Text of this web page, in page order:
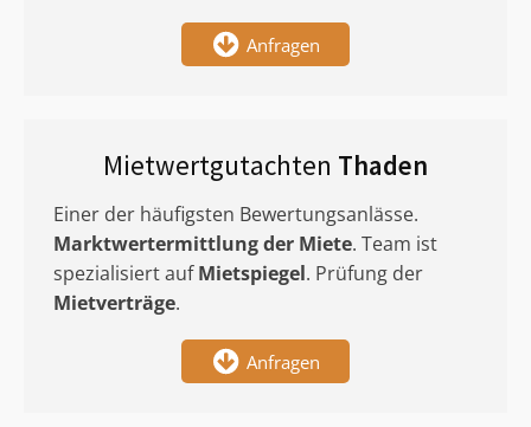
Anfragen
Mietwertgutachten Thaden
Einer der häufigsten Bewertungsanlässe.
Marktwertermittlungder Miete. Team ist
spezialisiert aufMietspiegel. Prüfung der
Mietverträge.
Anfragen